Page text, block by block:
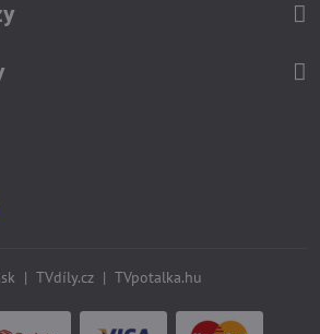
| TVdíly.cz | TVpotalka.hu